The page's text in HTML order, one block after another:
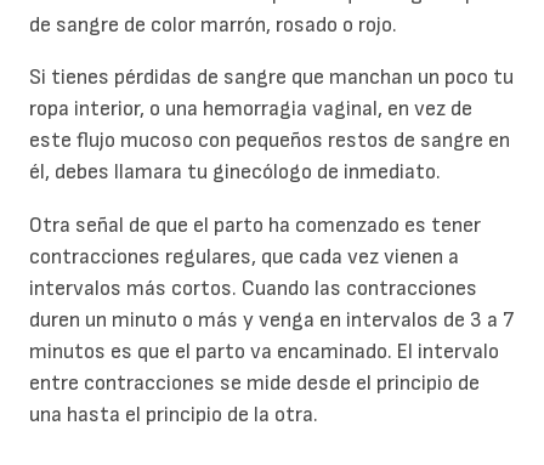
de sangre de color marrón, rosado o rojo.
Si tienes pérdidas de sangre que manchan un poco tu
ropa interior, o una hemorragia vaginal, en vez de
este flujo mucoso con pequeños restos de sangre en
él, debes llamara tu ginecólogo de inmediato.
Otra señal de que el parto ha comenzado es tener
contracciones regulares, que cada vez vienen a
intervalos más cortos. Cuando las contracciones
duren un minuto o más y venga en intervalos de 3 a 7
minutos es que el parto va encaminado. El intervalo
entre contracciones se mide desde el principio de
una hasta el principio de la otra.